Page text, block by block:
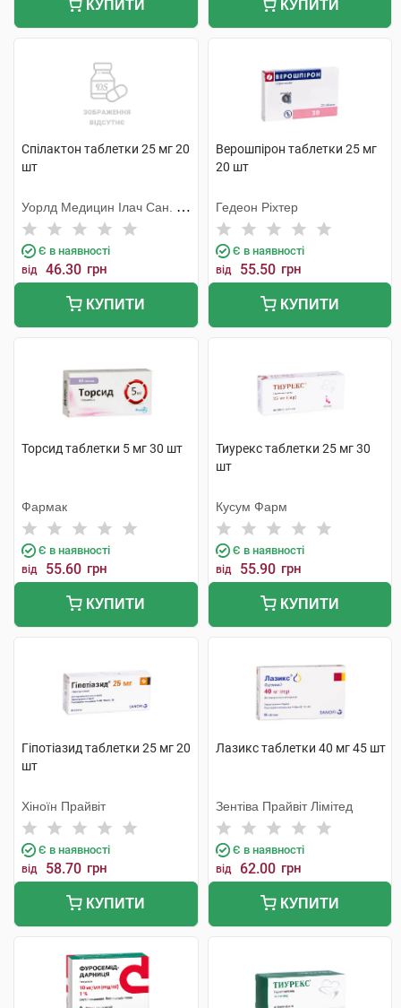
КУПИТИ КУПИТИ
Спілактон таблетки 25 мг 20
шт
Уорлд Медицин Ілач Сан. Ве
Тідж
Є в наявності
від 46.30 грн
КУПИТИ
Верошпірон таблетки 25 мг
20 шт
Гедеон Ріхтер
Є в наявності
від 55.50 грн
КУПИТИ
Торсид таблетки 5 мг 30 шт
Фармак
Є в наявності
від 55.60 грн
КУПИТИ
Тиурекс таблетки 25 мг 30
шт
Кусум Фарм
Є в наявності
від 55.90 грн
КУПИТИ
Гіпотіазид таблетки 25 мг 20
шт
Хіноїн Прайвіт
Є в наявності
від 58.70 грн
КУПИТИ
Лазикс таблетки 40 мг 45 шт
Зентіва Прайвіт Лімітед
Є в наявності
від 62.00 грн
КУПИТИ